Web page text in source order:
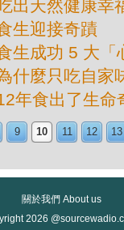
出天然健康幸
生迎接奇蹟
生成功 5 大「
什麼只吃自家
年食出了生命
9 10 11 12 13
關於我們 About us
2026